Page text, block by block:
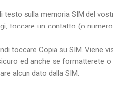
testo sulla memoria SIM del
toccare un contatto (o
toccare Copia su SIM. Viene
ed anche se formatterete
alcun dato dalla SIM.